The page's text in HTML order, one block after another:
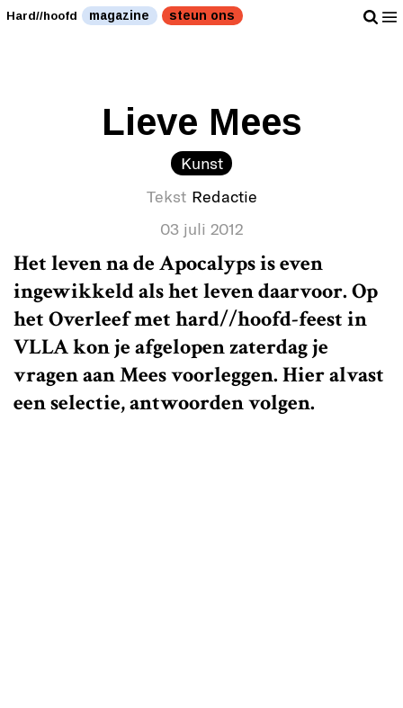
'ik moet je wat bekennen.'" />'ik moet je wat
bekennen.'" />
Hard//hoofd magazine steun ons
Lieve Mees
Kunst
Tekst Redactie
03 juli 2012
Het leven na de Apocalyps is even
ingewikkeld als het leven daarvoor. Op
het Overleef methard//hoofd-feest in
VLLA kon je afgelopen zaterdag je
vragen aan Mees voorleggen. Hier alvast
een selectie, antwoorden volgen.